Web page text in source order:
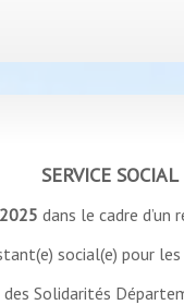
SERVICE SOCIAL
dans le cadre
social(e) pour
Solidarités